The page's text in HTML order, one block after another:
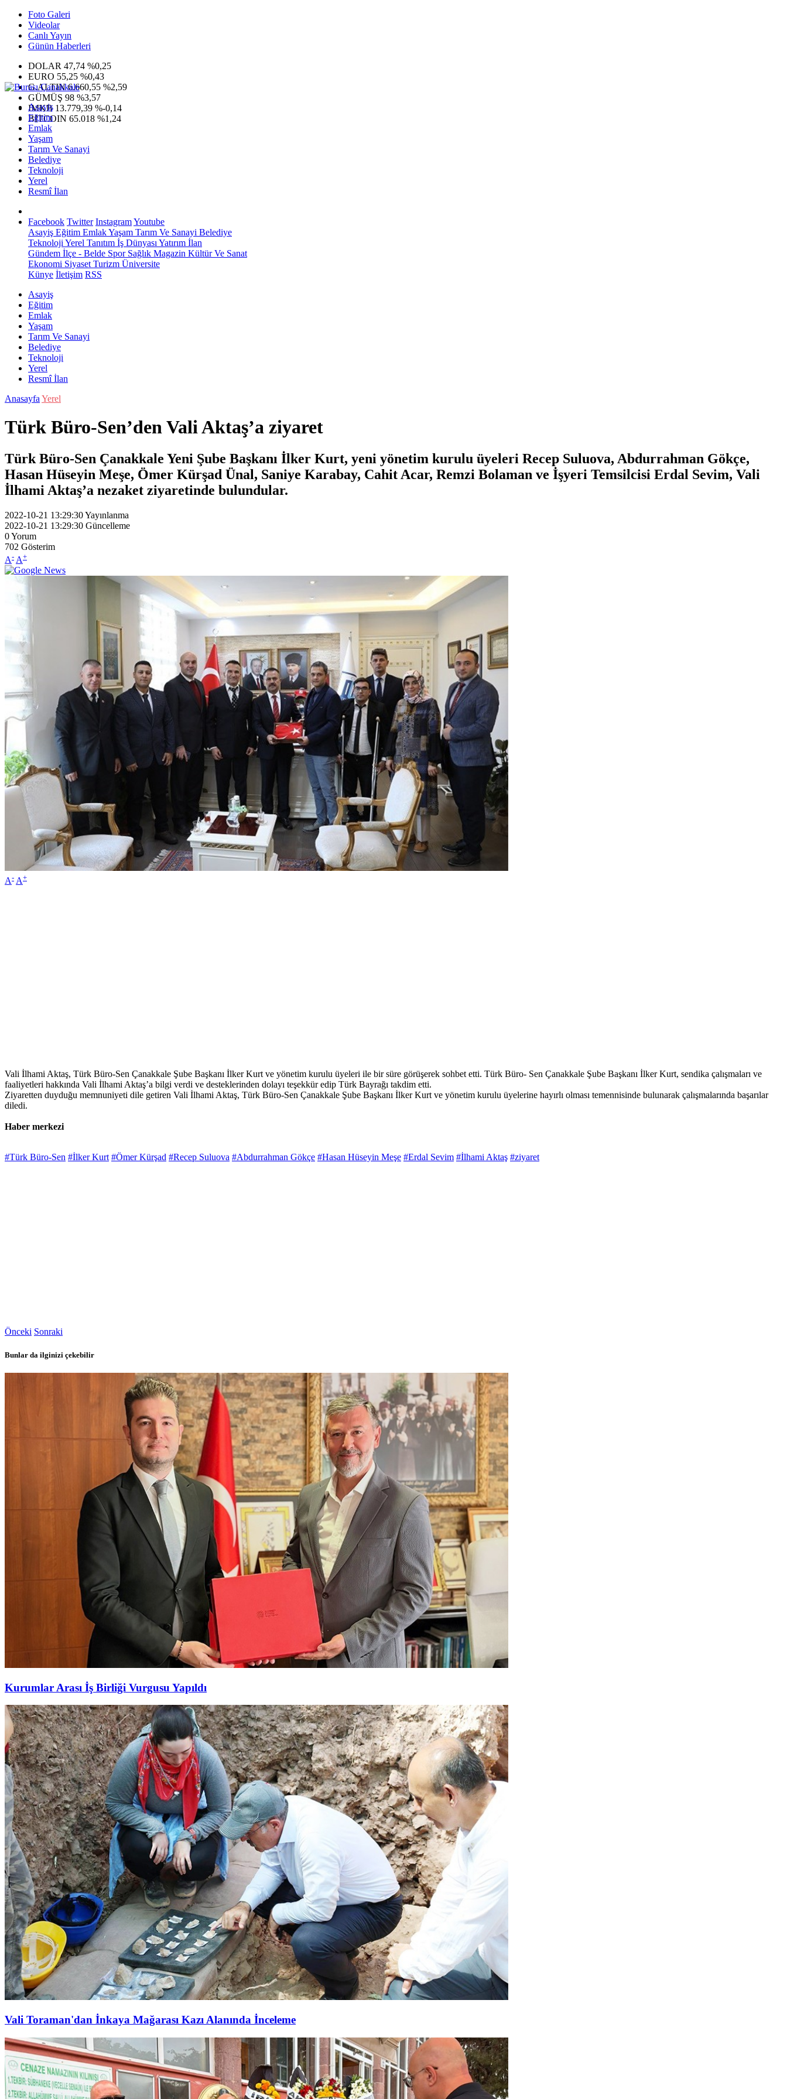
Foto Galeri
Videolar
Canlı Yayın
Günün Haberleri
DOLAR 47,74 %0,25
EURO 55,25 %0,43
G.ALTIN6.660,55 %2,59
GÜMÜŞ 98 %3,57
IMKB 13.779,39 %-0,14
BITCOIN 65.018 %1,24
Asayiş
Eğitim
Emlak
Yaşam
Tarım Ve Sanayi
Belediye
Teknoloji
Yerel
Resmî İlan
Facebook Twitter InstagramYoutube
Asayiş Eğitim EmlakYaşam Tarım Ve Sanayi Belediye
Teknoloji Yerel Tanıtım İş Dünyası Yatırım İlan
Gündem İlçe - Belde SporSağlık Magazin Kültür Ve Sanat
Ekonomi Siyaset Turizm Üniversite
Künye İletişim RSS
Asayiş
Eğitim
Emlak
Yaşam
Tarım Ve Sanayi
Belediye
Teknoloji
Yerel
Resmî İlan
Anasayfa Yerel
Türk Büro-Sen’den Vali Aktaş’a ziyaret
Türk Büro-Sen Çanakkale Yeni Şube Başkanı İlker Kurt, yeni yönetim kurulu üyeleri Recep Suluova, Abdurrahman Gökçe,
Hasan Hüseyin Meşe, Ömer Kürşad Ünal, Saniye Karabay, Cahit Acar, Remzi Bolaman ve İşyeri Temsilcisi Erdal Sevim, Vali
İlhami Aktaş’a nezaket ziyaretinde bulundular.
2022-10-21 13:29:30Yayınlanma
2022-10-21 13:29:30 Güncelleme
0Yorum
702 Gösterim
A- A+
A- A+
Vali İlhami Aktaş, Türk Büro-Sen Çanakkale Şube Başkanı İlker Kurt ve yönetim kurulu üyeleri ile bir süre görüşerek sohbet etti. Türk Büro- Sen Çanakkale Şube Başkanı İlker Kurt, sendika çalışmaları ve
faaliyetleri hakkında Vali İlhami Aktaş’a bilgi verdi ve desteklerinden dolayı teşekkür edip Türk Bayrağı takdim etti.
Ziyaretten duyduğu memnuniyeti dile getiren Vali İlhami Aktaş, Türk Büro-Sen Çanakkale Şube Başkanı İlker Kurt ve yönetim kurulu üyelerine hayırlı olması temennisinde bulunarak çalışmalarında başarılar
diledi.
Haber merkezi
#Türk Büro-Sen #İlker Kurt #Ömer Kürşad #Recep Suluova #Abdurrahman Gökçe #Hasan Hüseyin Meşe #Erdal Sevim #İlhami Aktaş #ziyaret
Önceki Sonraki
Bunlar da ilginizi çekebilir
Kurumlar Arası İş Birliği Vurgusu Yapıldı
Vali Toraman'dan İnkaya Mağarası Kazı Alanında İnceleme